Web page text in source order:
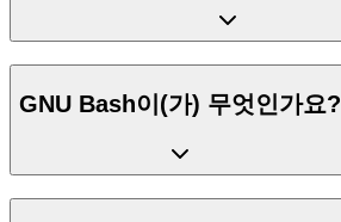
GNU Bash이(가) 무엇인가요?